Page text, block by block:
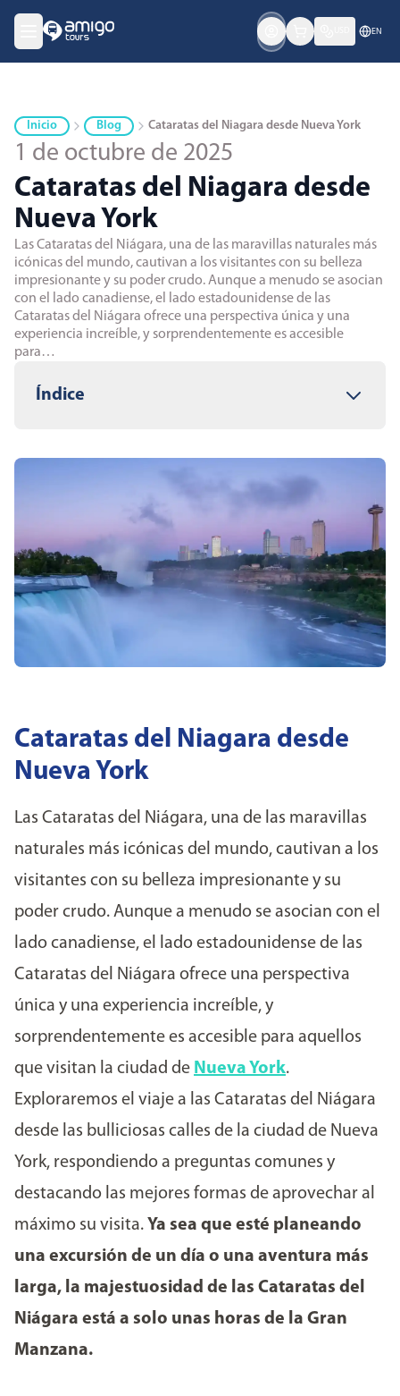
EN
Inicio Blog Cataratas del Niagara desde Nueva York
1 de octubre de 2025
Cataratas del Niagara desde
Nueva York
Las Cataratas del Niágara, una de las maravillas naturales más
icónicas del mundo, cautivan a los visitantes con su belleza
impresionante y su poder crudo. Aunque a menudo se asocian
con el lado canadiense, el lado estadounidense de las
Cataratas del Niágara ofrece una perspectiva única y una
experiencia increíble, y sorprendentemente es accesible
para…
Índice
Cataratas del Niagara desde
Nueva York
Las Cataratas del Niágara, una de las maravillas
naturales más icónicas del mundo, cautivan a los
visitantes con su belleza impresionante y su
poder crudo. Aunque a menudo se asocian con el
lado canadiense, el lado estadounidense de las
Cataratas del Niágara ofrece una perspectiva
única y una experiencia increíble, y
sorprendentemente es accesible para aquellos
que visitan la ciudad de Nueva York.
Exploraremos el viaje a las Cataratas del Niágara
desde las bulliciosas calles de la ciudad de Nueva
York, respondiendo a preguntas comunes y
destacando las mejores formas de aprovechar al
máximo su visita. Ya sea que esté planeando
una excursión de un día o una aventura más
larga, la majestuosidad de las Cataratas del
Niágara está a solo unas horas de la Gran
Manzana.